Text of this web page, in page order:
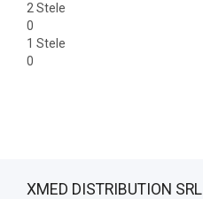
2 Stele
0
1 Stele
0
XMED DISTRIBUTION SRL